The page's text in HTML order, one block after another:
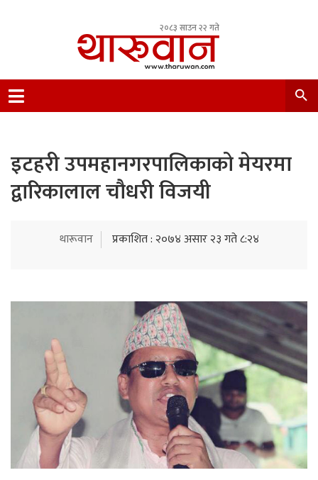
२०८३ साउन २२ गते
Nepal.
इटहरी उपमहानगरपालिकाको मेयरमा
द्वारिकालाल चौधरी विजयी
थारूवान प्रकाशित : २०७४ असार २३ गते ८:२४